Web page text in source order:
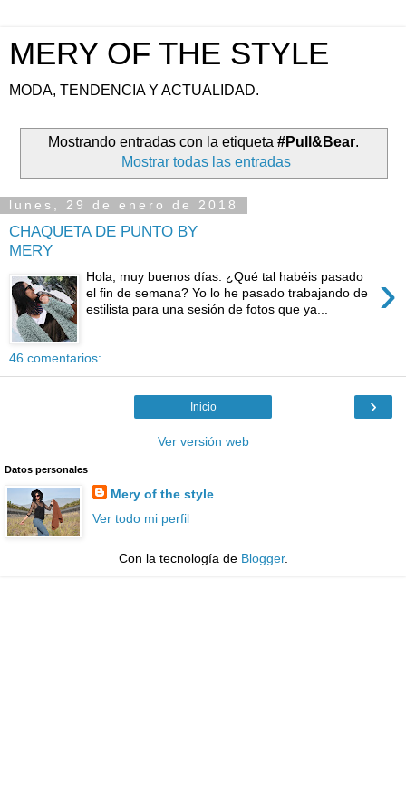
MERY OF THE STYLE
MODA, TENDENCIA Y ACTUALIDAD.
Mostrando entradas con la etiqueta #Pull&Bear.
Mostrar todas las entradas
lunes, 29 de enero de 2018
CHAQUETA DE PUNTO BY
MERY
›
Hola, muy buenos días. ¿Qué tal habéis pasado
el fin de semana? Yo lo he pasado trabajando de
estilista para una sesión de fotos que ya...
46 comentarios:
›
Inicio
Ver versión web
Datos personales
Mery of the style
Ver todo mi perfil
Con la tecnología de Blogger.